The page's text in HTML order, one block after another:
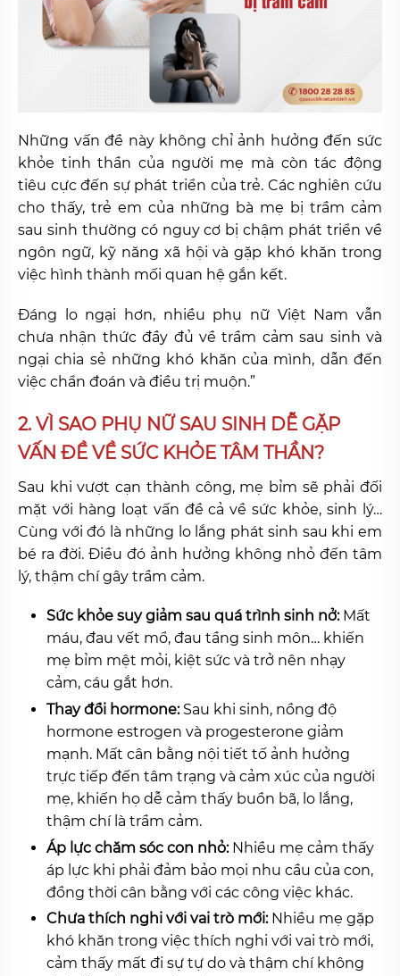
Những vấn đề này không chỉ ảnh hưởng đến sức
khỏe tinh thần của người mẹ mà còn tác động
tiêu cực đến sự phát triển của trẻ. Các nghiên cứu
cho thấy, trẻ em của những bà mẹ bị trầm cảm
sau sinh thường có nguy cơ bị chậm phát triển về
ngôn ngữ, kỹ năng xã hội và gặp khó khăn trong
việc hình thành mối quan hệ gắn kết.
Đáng lo ngại hơn, nhiều phụ nữ Việt Nam vẫn
chưa nhận thức đầy đủ về trầm cảm sau sinh và
ngại chia sẻ những khó khăn của mình, dẫn đến
việc chẩn đoán và điều trị muộn.”
2. VÌ SAO PHỤ NỮ SAU SINH DỄ GẶP
VẤN ĐỀ VỀ SỨC KHỎE TÂM THẦN?
Sau khi vượt cạn thành công, mẹ bỉm sẽ phải đối
mặt với hàng loạt vấn đề cả về sức khỏe, sinh lý…
Cùng với đó là những lo lắng phát sinh sau khi em
bé ra đời. Điều đó ảnh hưởng không nhỏ đến tâm
lý, thậm chí gây trầm cảm.
Sức khỏe suy giảm sau quá trình sinh nở:Mất
máu, đau vết mổ, đau tầng sinh môn… khiến
mẹ bỉm mệt mỏi, kiệt sức và trở nên nhạy
cảm, cáu gắt hơn.
Thay đổi hormone: Sau khi sinh, nồng độ
hormone estrogen và progesterone giảm
mạnh. Mất cân bằng nội tiết tố ảnh hưởng
trực tiếp đến tâm trạng và cảm xúc của người
mẹ, khiến họ dễ cảm thấy buồn bã, lo lắng,
thậm chí là trầm cảm.
Áp lực chăm sóc con nhỏ:Nhiều mẹ cảm thấy
áp lực khi phải đảm bảo mọi nhu cầu của con,
đồng thời cân bằng với các công việc khác.
Chưa thích nghi với vai trò mới:Nhiều mẹ gặp
khó khăn trong việc thích nghi với vai trò mới,
cảm thấy mất đi sự tự do và thậm chí không